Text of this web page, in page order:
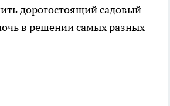
дорогостоящий садовый
в решении самых разных